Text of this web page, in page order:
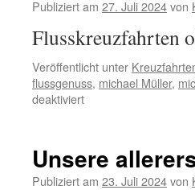
Publiziert am 27. Juli 2024von
Flusskreuzfahrten
Veröffentlicht unter
flussgenuss, michael Müller,
deaktiviertfür
Flusskreuzfahrt
–
Unsere
Publiziert am 23. Juli 2024von